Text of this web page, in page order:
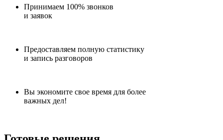
Принимаем 100% звонков
и заявок
Предоставляем полную статистику
и запись разговоров
Вы экономите свое время для более
важных дел!